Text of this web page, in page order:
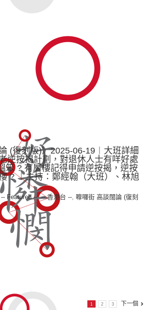
(復刻版)》2025-06-19︱大班詳細
逆按揭計劃，對退休人士有咩好處
笨 ? 有層樓記得申請逆按揭，逆按
? ︱主持：鄭經翰（大班）、林旭
-- Featured --,-- 香港台 --, 嚤囉街 高談闊論 (復刻
1 2 3 下一個